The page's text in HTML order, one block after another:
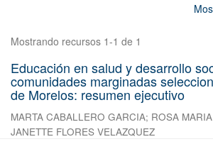
Mostrando recursos 1-1 de 1
Educación en salud y desarrollo
comunidades marginadas
de Morelos: resumen ejecutivo
MARTA CABALLERO GARCIA; ROSA
JANETTE FLORES VELAZQUEZ